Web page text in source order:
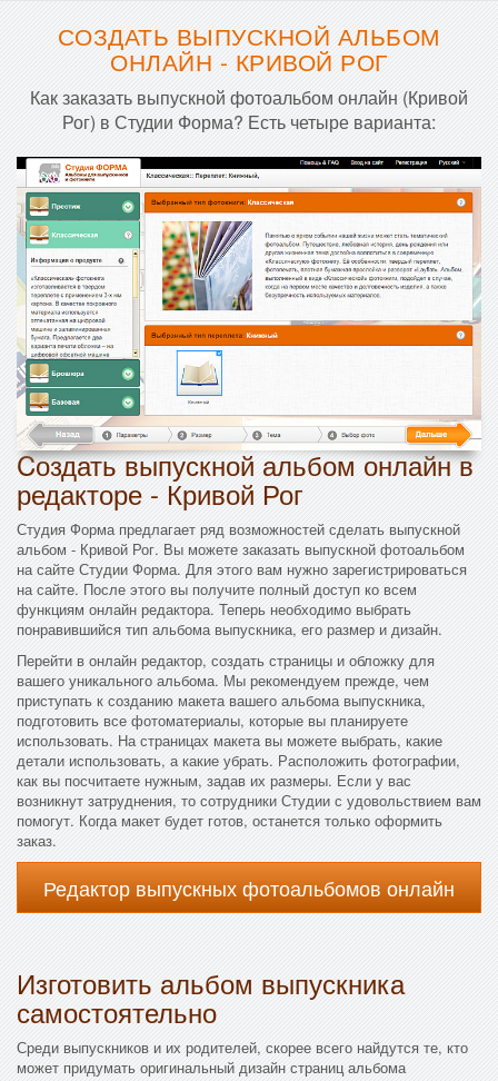
СОЗДАТЬ ВЫПУСКНОЙ АЛЬБОМ
ОНЛАЙН - КРИВОЙ РОГ
Как заказать выпускной фотоальбом онлайн (Кривой
Рог) в Студии Форма? Есть четыре варианта:
Cоздать выпускной альбом онлайн в
редакторе - Кривой Рог
Студия Форма предлагает ряд возможностей сделать выпускной
альбом - Кривой Рог. Вы можете заказать выпускной фотоальбом
на сайте Студии Форма. Для этого вам нужно зарегистрироваться
на сайте. После этого вы получите полный доступ ко всем
функциям онлайн редактора. Теперь необходимо выбрать
понравившийся тип альбома выпускника, его размер и дизайн.
Перейти в онлайн редактор, создать страницы и обложку для
вашего уникального альбома. Мы рекомендуем прежде, чем
приступать к созданию макета вашего альбома выпускника,
подготовить все фотоматериалы, которые вы планируете
использовать. На страницах макета вы можете выбрать, какие
детали использовать, а какие убрать. Расположить фотографии,
как вы посчитаете нужным, задав их размеры. Если у вас
возникнут затруднения, то сотрудники Студии с удовольствием вам
помогут. Когда макет будет готов, останется только оформить
заказ.
Редактор выпускных фотоальбомов онлайн
Изготовить альбом выпускника
самостоятельно
Среди выпускников и их родителей, скорее всего найдутся те, кто
может придумать оригинальный дизайн страниц альбома